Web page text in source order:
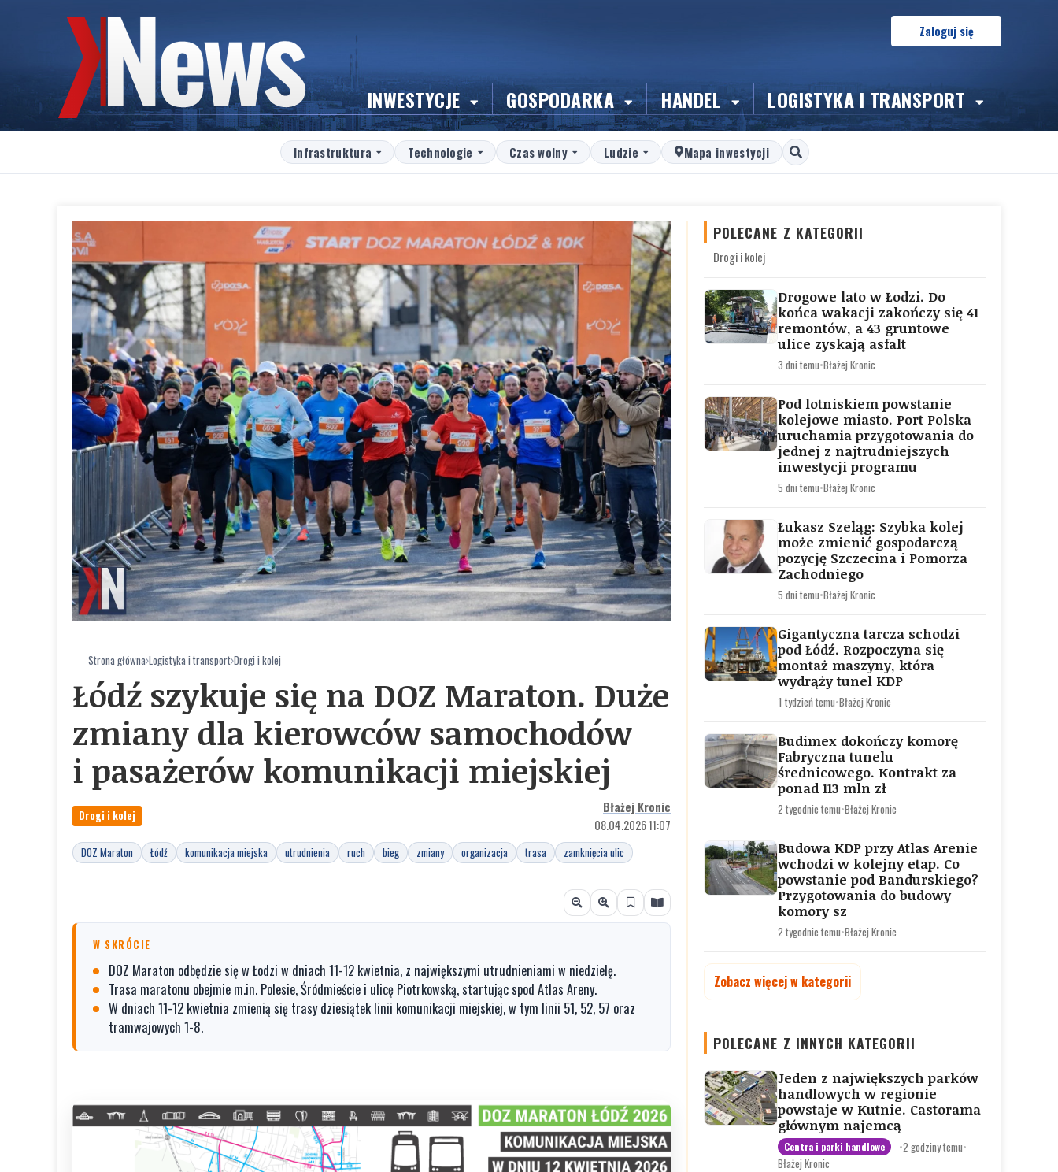
INWESTYCJE GOSPODARKA HANDEL LOGISTYKA I TRANSPORT
Zaloguj się
Infrastruktura Technologie Czas wolny Ludzie Mapa inwestycji
Strona główna›Logistyka i transport›Drogi i kolej
Łódź szykuje się na DOZ Maraton. Duże
zmiany dla kierowców samochodów
i pasażerów komunikacji miejskiej
Drogi i kolej
Błażej Kronic
08.04.2026 11:07
DOZ Maraton Łódź komunikacja miejska utrudnienia ruch bieg zmiany organizacja trasa zamknięcia ulic
W SKRÓCIE
DOZ Maraton odbędzie się w Łodzi w dniach 11-12 kwietnia, z największymi utrudnieniami w niedzielę.
Trasa maratonu obejmie m.in. Polesie, Śródmieście i ulicę Piotrkowską, startując spod Atlas Areny.
W dniach 11-12 kwietnia zmienią się trasy dziesiątek linii komunikacji miejskiej, w tym linii 51, 52, 57 oraz
tramwajowych 1-8.
POLECANE Z KATEGORII
Drogi i kolej
Drogowe lato w Łodzi. Do
końca wakacji zakończy się 41
remontów, a 43 gruntowe
ulice zyskają asfalt
3 dni temu•Błażej Kronic
Pod lotniskiem powstanie
kolejowe miasto. Port Polska
uruchamia przygotowania do
jednej z najtrudniejszych
inwestycji programu
5 dni temu•Błażej Kronic
Łukasz Szeląg: Szybka kolej
może zmienić gospodarczą
pozycję Szczecina i Pomorza
Zachodniego
5 dni temu•Błażej Kronic
Gigantyczna tarcza schodzi
pod Łódź. Rozpoczyna się
montaż maszyny, która
wydrąży tunel KDP
1 tydzień temu•Błażej Kronic
Budimex dokończy komorę
Fabryczna tunelu
średnicowego. Kontrakt za
ponad 113 mln zł
2 tygodnie temu•Błażej Kronic
Budowa KDP przy Atlas Arenie
wchodzi w kolejny etap. Co
powstanie pod Bandurskiego?
Przygotowania do budowy
komory sz
2 tygodnie temu•Błażej Kronic
Zobacz więcej w kategorii
POLECANE Z INNYCH KATEGORII
Jeden z największych parków
handlowych w regionie
powstaje w Kutnie. Castorama
głównym najemcą
Centra i parki handlowe •2 godziny temu•
Błażej Kronic